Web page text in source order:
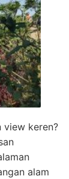
view keren?
alam